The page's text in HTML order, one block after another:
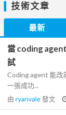
技術文章
最新
當 coding
試
Coding agent 能改
一張成功...
由 ryanvale發文